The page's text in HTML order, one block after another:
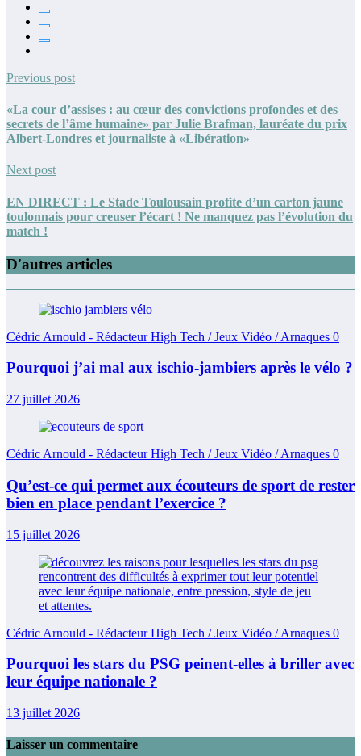
Previous post
«La cour d’assises : au cœur des convictions profondes et des
secrets de l’âme humaine» par Julie Brafman, lauréate du prix
Albert-Londres et journaliste à «Libération»
Next post
EN DIRECT : Le Stade Toulousain profite d’un carton jaune
toulonnais pour creuser l’écart ! Ne manquez pas l’évolution du
match !
D'autres articles
Cédric Arnould - Rédacteur High Tech / Jeux Vidéo / Arnaques 0
Pourquoi j’ai mal aux ischio-jambiers après le vélo ?
27 juillet 2026
Cédric Arnould - Rédacteur High Tech / Jeux Vidéo / Arnaques 0
Qu’est-ce qui permet aux écouteurs de sport de rester
bien en place pendant l’exercice ?
15 juillet 2026
Cédric Arnould - Rédacteur High Tech / Jeux Vidéo / Arnaques 0
Pourquoi les stars du PSG peinent-elles à briller avec
leur équipe nationale ?
13 juillet 2026
Laisser un commentaire